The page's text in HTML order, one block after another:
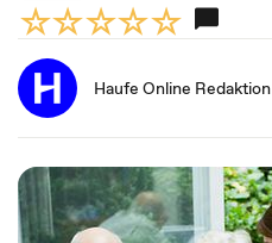
Haufe Online Redaktion